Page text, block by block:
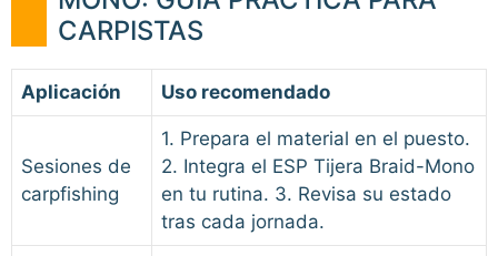
CARPISTAS
Aplicación Uso recomendado
Sesiones de
carpfishing
1. Prepara el material en el puesto.
2. Integra el ESP Tijera Braid-Mono
en tu rutina. 3. Revisa su estado
tras cada jornada.